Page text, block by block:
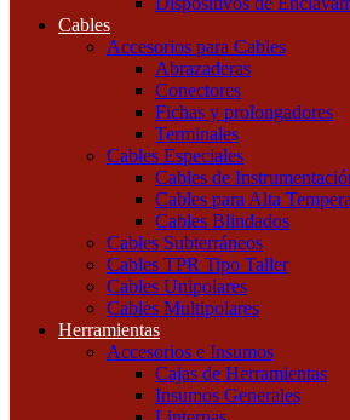
Cables
Accesorios para Cables
Abrazaderas
Conectores
Fichas y prolongadores
Terminales
Cables Especiales
Cables de
Cables para Alta
Cables Blindados
Cables Subterráneos
Cables TPR Tipo Taller
Cables Unipolares
Cables Multipolares
Herramientas
Accesorios e Insumos
Cajas de Herramientas
Insumos Generales
Botoneras,
Ojos de Buey
Selectoras
Dispositivos de
Fusibles y
Contactores
Guardamotores
Relés térmicos
Interruptores y
Accesorios y
Borneras y
Rieles y
Cables
Accesorios para Cables
Abrazaderas